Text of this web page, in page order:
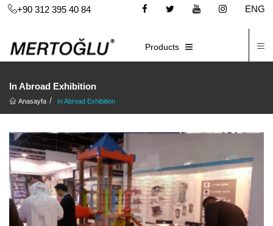
+90 312 395 40 84
ENG
Products
In Abroad Exhibition
Anasayfa In Abroad Exhibition